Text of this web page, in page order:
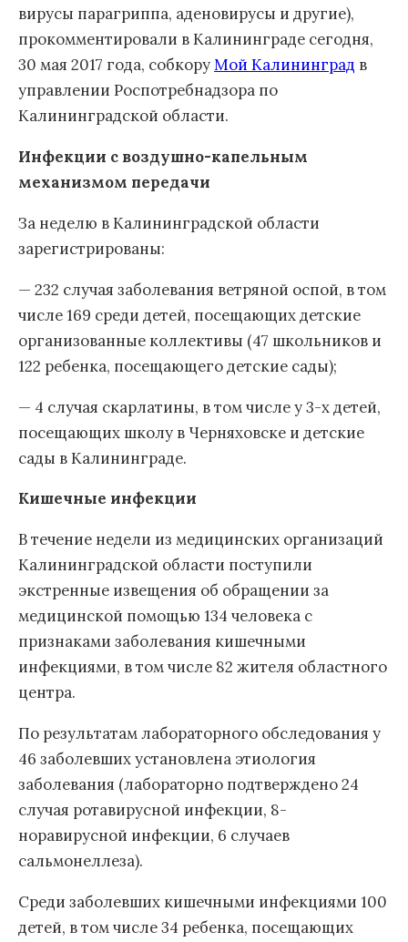
вирусы парагриппа, аденовирусы и другие),
прокомментировали в Калининграде сегодня,
30 мая 2017 года, собкоруМой Калининград в
управлении Роспотребнадзора по
Калининградской области.
Инфекции с воздушно-капельным
механизмом передачи
За неделю в Калининградской области
зарегистрированы:
— 232 случая заболевания ветряной оспой, в том
числе 169 среди детей, посещающих детские
организованные коллективы (47 школьников и
122 ребенка, посещающего детские сады);
— 4 случая скарлатины, в том числе у 3-х детей,
посещающих школу в Черняховске и детские
сады в Калининграде.
Кишечные инфекции
В течение недели из медицинских организаций
Калининградской области поступили
экстренные извещения об обращении за
медицинской помощью 134 человека с
признаками заболевания кишечными
инфекциями, в том числе 82 жителя областного
центра.
По результатам лабораторного обследования у
46 заболевших установлена этиология
заболевания (лабораторно подтверждено 24
случая ротавирусной инфекции, 8-
норавирусной инфекции, 6 случаев
сальмонеллеза).
Среди заболевших кишечными инфекциями 100
детей, в том числе 34 ребенка, посещающих